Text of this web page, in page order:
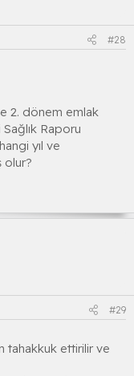
#28
2. dönem emlak
Raporu
yıl ve
olur?
#29
tahakkuk ettirilir ve